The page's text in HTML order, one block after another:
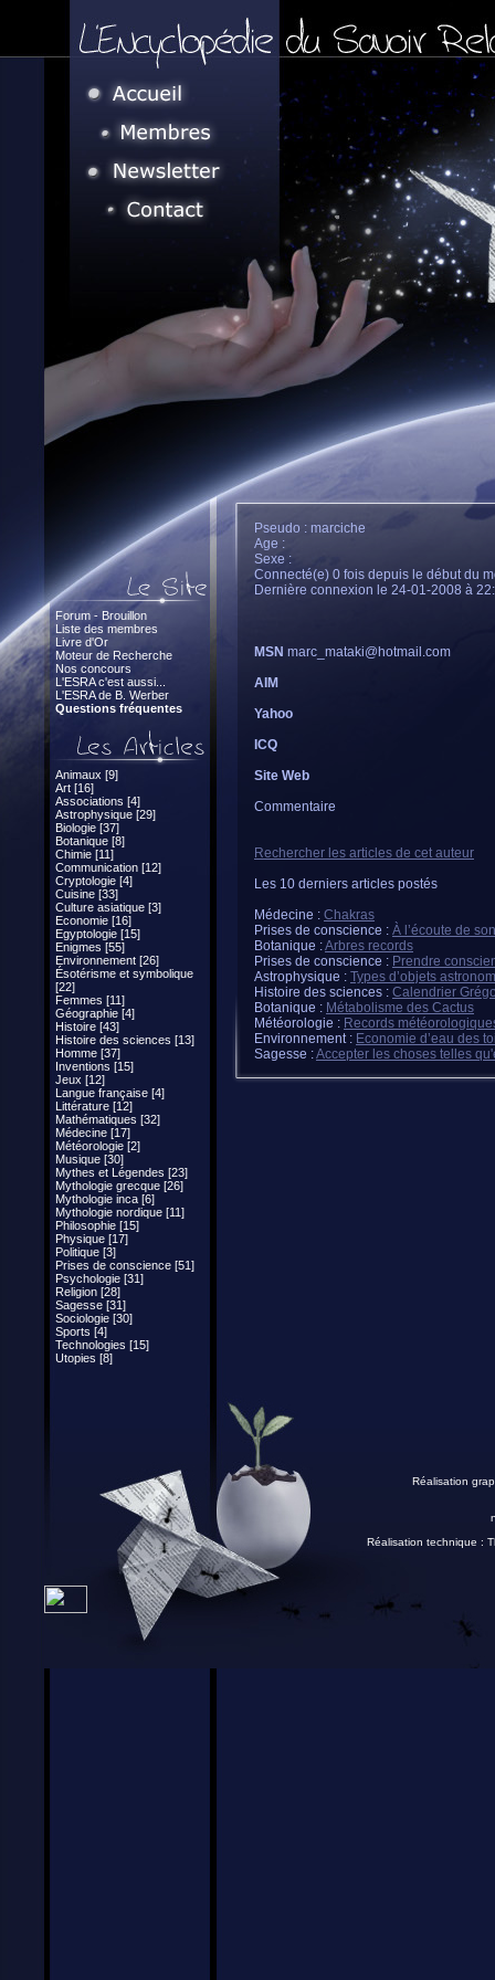
Forum - Brouillon
Liste des membres
Livre d'Or
Moteur de Recherche
Nos concours
L'ESRA c'est aussi...
L'ESRA de B. Werber
Questions fréquentes
Animaux [9]
Art [16]
Associations [4]
Astrophysique [29]
Biologie [37]
Botanique [8]
Chimie [11]
Communication [12]
Cryptologie [4]
Cuisine [33]
Culture asiatique [3]
Economie [16]
Egyptologie [15]
Enigmes [55]
Environnement [26]
Ésotérisme et symbolique
[22]
Femmes [11]
Géographie [4]
Histoire [43]
Histoire des sciences [13]
Homme [37]
Inventions [15]
Jeux [12]
Langue française [4]
Littérature [12]
Mathématiques [32]
Médecine [17]
Météorologie [2]
Musique [30]
Mythes et Légendes [23]
Mythologie grecque [26]
Mythologie inca [6]
Mythologie nordique [11]
Philosophie [15]
Physique [17]
Politique [3]
Prises de conscience [51]
Psychologie [31]
Religion [28]
Sagesse [31]
Sociologie [30]
Sports [4]
Technologies [15]
Utopies [8]
Pseudo : marciche
Age :
Sexe :
Connecté(e) 0 fois depuis le début du
Dernière connexion le 24-01-2008 à
MSN marc_mataki@hotmail.com
AIM
Yahoo
ICQ
Site Web
Commentaire
Rechercher les articles de cet auteur
Les 10 derniers articles postés
Médecine : Chakras
Prises de conscience : À l’écoute de
Botanique :Arbres records
Prises de conscience : Prendre
Astrophysique : Types d’objets
Histoire des sciences : Calendrier
Botanique : Métabolisme des Cactus
Météorologie : Records
Environnement : Economie d’eau des
Sagesse :Accepter les choses telles
Réalisation
Réalisation technique :